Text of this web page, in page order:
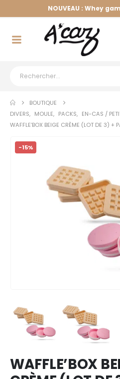
NOUVEAU : Whey
BOUTIQUE
DIVERS, MOULE, PACKS, EN-CAS /
WAFFLE’BOX BEIGE CRÈME (LOT DE 3) +
-15%
WAFFLE’BOX